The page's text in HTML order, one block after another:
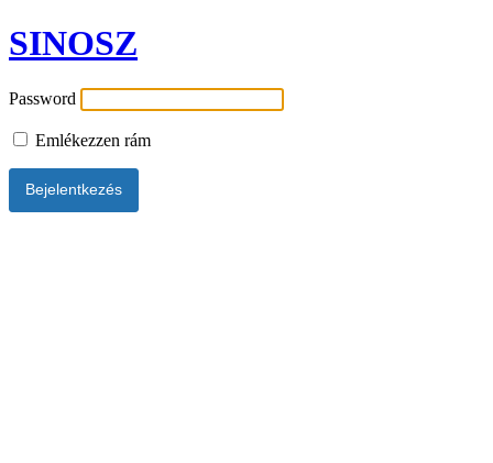
SINOSZ
Password
Emlékezzen rám